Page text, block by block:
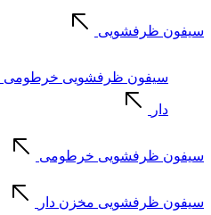
سیفون ظرفشویی
سیفون ظرفشویی خرطومی
دار
سیفون ظرفشویی خرطومی
سیفون ظرفشویی مخزن دار